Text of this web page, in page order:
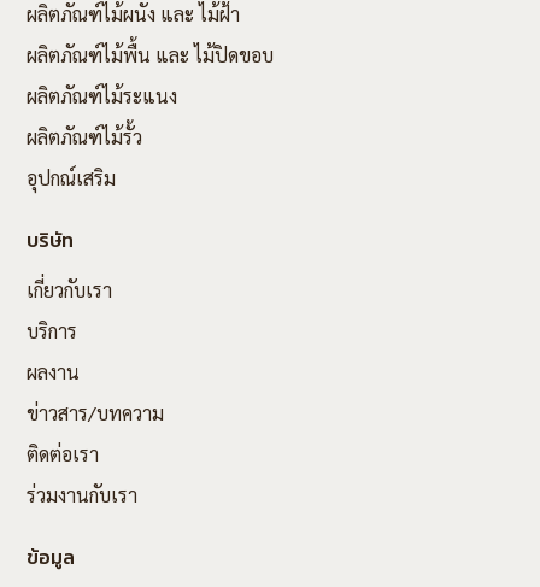
ผลิตภัณฑ์ไม้ผนัง และ ไม้ฝ้า
ผลิตภัณฑ์ไม้พื้น และ ไม้ปิดขอบ
ผลิตภัณฑ์ไม้ระแนง
ผลิตภัณฑ์ไม้รั้ว
อุปกณ์เสริม
บริษัท
เกี่ยวกับเรา
บริการ
ผลงาน
ข่าวสาร/บทความ
ติดต่อเรา
ร่วมงานกับเรา
ข้อมูล